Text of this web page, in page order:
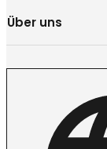
Über uns